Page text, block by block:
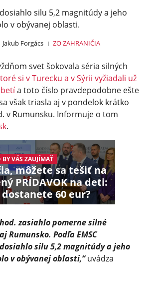
silu 5,2 magnitúdy a jeho
v obývanej oblasti.
Jakub Forgács ZO ZAHRANIČIA
svet šokovala séria silných
si v Turecku a v Sýrii vyžiadali už
a toto číslo pravdepodobne ešte
však triasla aj v pondelok krátko
v Rumunsku. Informuje o tom
.
VÁS ZAUJÍMAŤ
môžete sa tešiť na
PRÍDAVOK na deti:
dostanete 60 eur?
zasiahlo pomerne silné
Rumunsko. Podľa EMSC
silu 5,2 magnitúdy a jeho
v obývanej oblasti,“uvádza